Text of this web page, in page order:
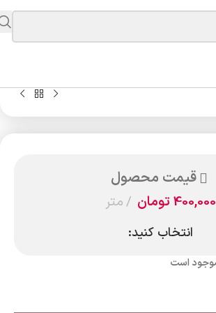
قیمت محصول
400,000تومان متر
انتخاب کنید: